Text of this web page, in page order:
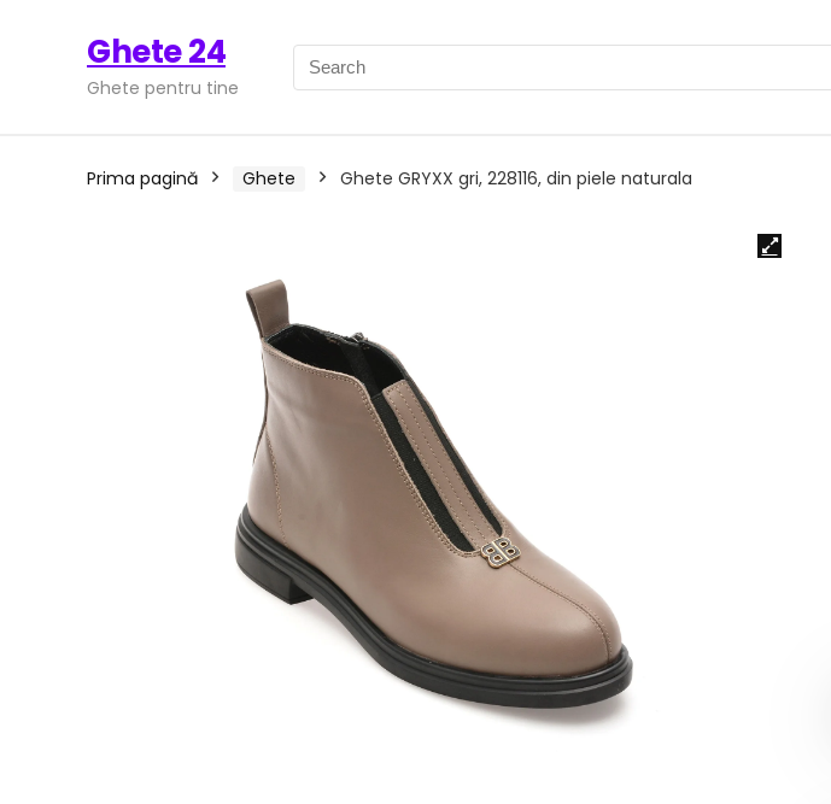
Ghete 24
Ghete pentru tine
Prima pagină Ghete Ghete GRYXX gri, 228116, din piele naturala